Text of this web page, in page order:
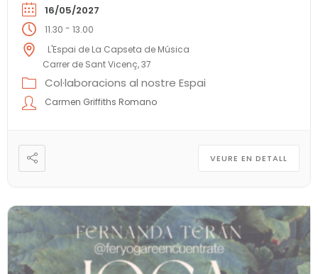
16/05/2027
11.30 - 13.00
L'Espai de La Capseta de Música
Carrer de Sant Vicenç, 37
Col·laboracions al nostre Espai
Carmen Griffiths Romano
VEURE EN DETALL